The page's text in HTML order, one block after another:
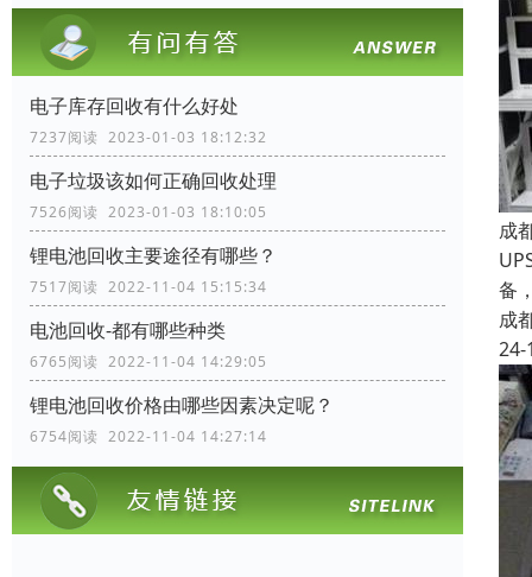
电子库存回收有什么好处
7237阅读 2023-01-03 18:12:32
电子垃圾该如何正确回收处理
7526阅读 2023-01-03 18:10:05
锂电池回收主要途径有哪些？
7517阅读 2022-11-04 15:15:34
电池回收-都有哪些种类
6765阅读 2022-11-04 14:29:05
锂电池回收价格由哪些因素决定呢？
6754阅读 2022-11-04 14:27:14
成
备
成
24-